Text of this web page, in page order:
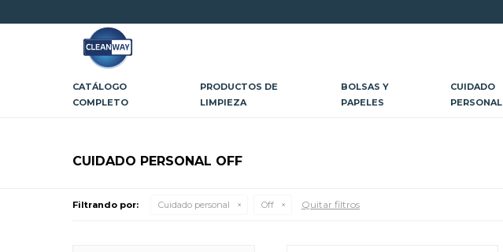
CATÁLOGO
COMPLETO
PRODUCTOS DE
LIMPIEZA
BOLSAS Y
PAPELES
CUIDADO
PERSONAL
CUIDADO PERSONAL OFF
Filtrando por: Cuidado personal Off Quitar filtros